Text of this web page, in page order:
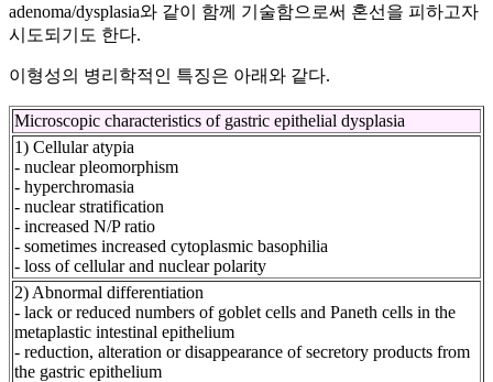
adenoma/dysplasia와 같이 함께 기술함으로써 혼선을 피하고자
시도되기도 한다.
이형성의 병리학적인 특징은 아래와 같다.
Microscopic characteristics of gastric epithelial dysplasia
1) Cellular atypia
- nuclear pleomorphism
- hyperchromasia
- nuclear stratification
- increased N/P ratio
- sometimes increased cytoplasmic basophilia
- loss of cellular and nuclear polarity
2) Abnormal differentiation
- lack or reduced numbers of goblet cells and Paneth cells in the
metaplastic intestinal epithelium
- reduction, alteration or disappearance of secretory products from
the gastric epithelium